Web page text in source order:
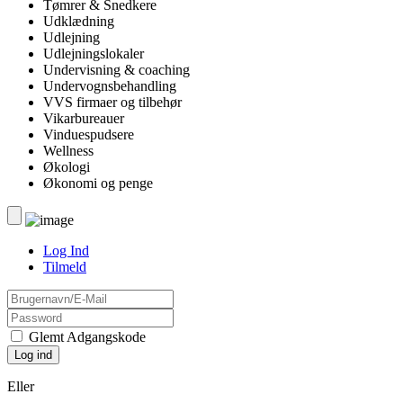
Tømrer & Snedkere
Udklædning
Udlejning
Udlejningslokaler
Undervisning & coaching
Undervognsbehandling
VVS firmaer og tilbehør
Vikarbureauer
Vinduespudsere
Wellness
Økologi
Økonomi og penge
Log Ind
Tilmeld
Glemt Adgangskode
Eller